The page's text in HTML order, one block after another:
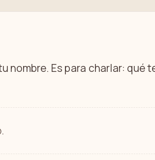
Es para charlar: qué